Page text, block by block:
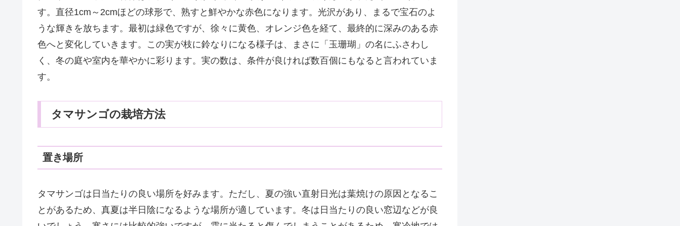
す。直径1cm～2cmほどの球形で、熟すと鮮やかな赤色になります。光沢があり、まるで宝石のよ
うな輝きを放ちます。最初は緑色ですが、徐々に黄色、オレンジ色を経て、最終的に深みのある赤
色へと変化していきます。この実が枝に鈴なりになる様子は、まさに「玉珊瑚」の名にふさわし
く、冬の庭や室内を華やかに彩ります。実の数は、条件が良ければ数百個にもなると言われていま
す。
タマサンゴの栽培方法
置き場所
タマサンゴは日当たりの良い場所を好みます。ただし、夏の強い直射日光は葉焼けの原因となるこ
とがあるため、真夏は半日陰になるような場所が適しています。冬は日当たりの良い窓辺などが良